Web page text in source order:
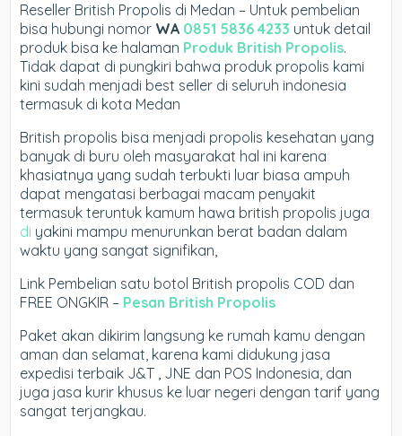
Reseller British Propolis di Medan – Untuk pembelian
bisa hubungi nomor WA 0851 5836 4233 untuk detail
produk bisa ke halaman Produk British Propolis.
Tidak dapat di pungkiri bahwa produk propolis kami
kini sudah menjadi best seller di seluruh indonesia
termasuk di kota Medan
British propolis bisa menjadi propolis kesehatan yang
banyak di buru oleh masyarakat hal ini karena
khasiatnya yang sudah terbukti luar biasa ampuh
dapat mengatasi berbagai macam penyakit
termasuk teruntuk kamum hawa british propolis juga
di yakini mampu menurunkan berat badan dalam
waktu yang sangat signifikan,
Link Pembelian satu botol British propolis COD dan
FREE ONGKIR – Pesan British Propolis
Paket akan dikirim langsung ke rumah kamu dengan
aman dan selamat, karena kami didukung jasa
expedisi terbaik J&T , JNE dan POS Indonesia, dan
juga jasa kurir khusus ke luar negeri dengan tarif yang
sangat terjangkau.